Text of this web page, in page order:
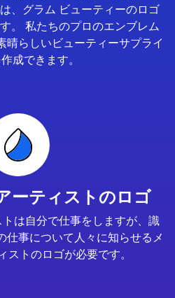
、グラム ビューティーのロゴ
。 私たちのプロのエンブレム
晴らしいビューティーサプライ
成できます。
ーティストのロゴ
は自分で仕事をしますが、識
仕事について人々に知らせるメ
ストのロゴが必要です。